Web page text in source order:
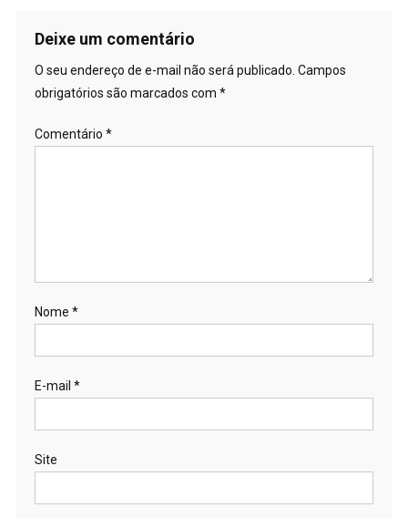
Deixe um comentário
O seu endereço de e-mail não será publicado. Campos
obrigatórios são marcados com *
Comentário *
Nome *
E-mail *
Site